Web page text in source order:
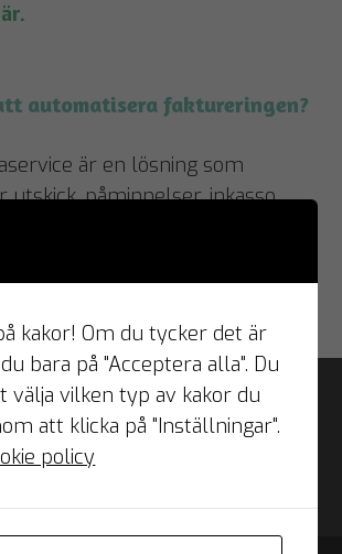
automatisera faktureringen?
är en lösning som
utskick, påminnelser, inkasso
av era fakturor.
kakor! Om du tycker det är
bara på "Acceptera alla". Du
välja vilken typ av kakor du
att klicka på "Inställningar".
policy